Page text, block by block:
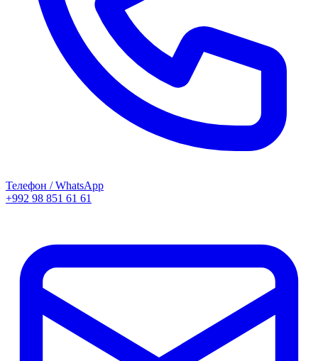
Телефон / WhatsApp
+992 98 851 61 61